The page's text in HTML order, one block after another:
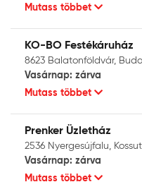
Mutass többet
KO-BO Festékáruház
8623 Balatonföldvár,
Vasárnap: zárva
Mutass többet
Prenker Üzletház
2536 Nyergesújfalu,
Vasárnap: zárva
Mutass többet